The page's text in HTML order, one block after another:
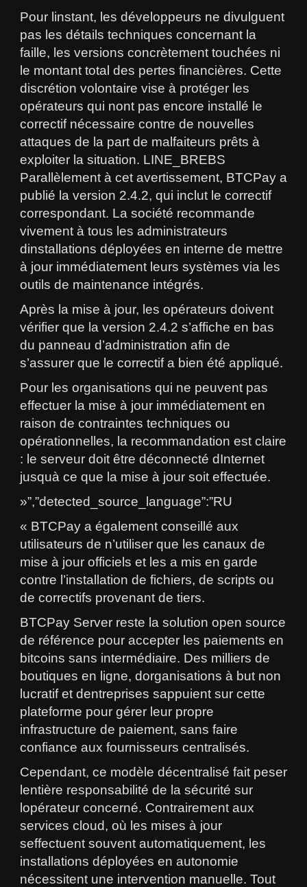
Pour linstant, les développeurs ne divulguent
pas les détails techniques concernant la
faille, les versions concrètement touchées ni
le montant total des pertes financières. Cette
discrétion volontaire vise à protéger les
opérateurs qui nont pas encore installé le
correctif nécessaire contre de nouvelles
attaques de la part de malfaiteurs prêts à
exploiter la situation. LINE_BREBS
Parallèlement à cet avertissement, BTCPay a
publié la version 2.4.2, qui inclut le correctif
correspondant. La société recommande
vivement à tous les administrateurs
dinstallations déployées en interne de mettre
à jour immédiatement leurs systèmes via les
outils de maintenance intégrés.
Après la mise à jour, les opérateurs doivent
vérifier que la version 2.4.2 s’affiche en bas
du panneau d’administration afin de
s’assurer que le correctif a bien été appliqué.
Pour les organisations qui ne peuvent pas
effectuer la mise à jour immédiatement en
raison de contraintes techniques ou
opérationnelles, la recommandation est claire
: le serveur doit être déconnecté dInternet
jusquà ce que la mise à jour soit effectuée.
»”,”detected_source_language”:”RU
« BTCPay a également conseillé aux
utilisateurs de n’utiliser que les canaux de
mise à jour officiels et les a mis en garde
contre l’installation de fichiers, de scripts ou
de correctifs provenant de tiers.
BTCPay Server reste la solution open source
de référence pour accepter les paiements en
bitcoins sans intermédiaire. Des milliers de
boutiques en ligne, dorganisations à but non
lucratif et dentreprises sappuient sur cette
plateforme pour gérer leur propre
infrastructure de paiement, sans faire
confiance aux fournisseurs centralisés.
Cependant, ce modèle décentralisé fait peser
lentière responsabilité de la sécurité sur
lopérateur concerné. Contrairement aux
services cloud, où les mises à jour
seffectuent souvent automatiquement, les
installations déployées en autonomie
nécessitent une intervention manuelle. Tout